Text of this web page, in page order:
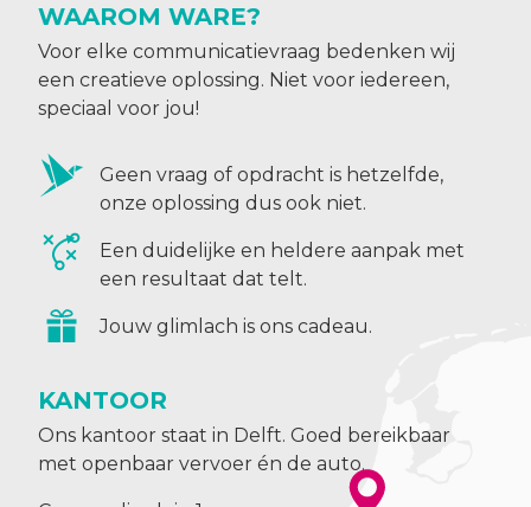
WAAROM WARE?
Voor elke communicatievraag bedenken wij
een creatieve oplossing. Niet voor iedereen,
speciaal voor jou!
Geen vraag of opdracht is hetzelfde,
onze oplossing dus ook niet.
Een duidelijke en heldere aanpak met
een resultaat dat telt.
Jouw glimlach is ons cadeau.
KANTOOR
Ons kantoor staat in Delft. Goed bereikbaar
met openbaar vervoer én de auto.